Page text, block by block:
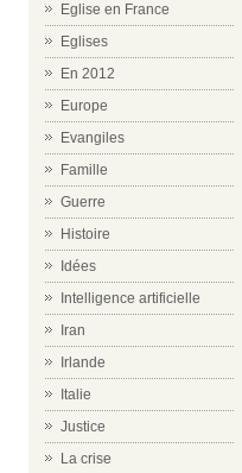
Eglise en France
Eglises
En 2012
Europe
Evangiles
Famille
Guerre
Histoire
Idées
Intelligence artificielle
Iran
Irlande
Italie
Justice
La crise